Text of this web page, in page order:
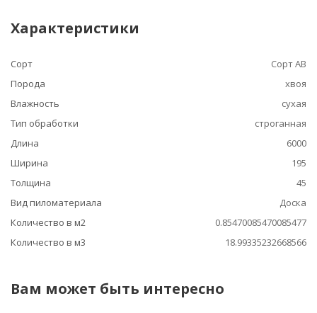
Характеристики
Сорт
Сорт АВ
Порода
хвоя
Влажность
сухая
Тип обработки
строганная
Длина
6000
Ширина
195
Толщина
45
Вид пиломатериала
Доска
Количество в м2
0.85470085470085477
Количество в м3
18.99335232668566
Вам может быть интересно